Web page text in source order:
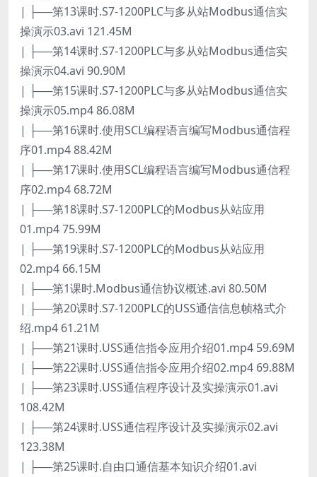
| ├──第13课时.S7-1200PLC与多从站Modbus通信实
操演示03.avi 121.45M
| ├──第14课时.S7-1200PLC与多从站Modbus通信实
操演示04.avi 90.90M
| ├──第15课时.S7-1200PLC与多从站Modbus通信实
操演示05.mp4 86.08M
| ├──第16课时.使用SCL编程语言编写Modbus通信程
序01.mp4 88.42M
| ├──第17课时.使用SCL编程语言编写Modbus通信程
序02.mp4 68.72M
| ├──第18课时.S7-1200PLC的Modbus从站应用
01.mp4 75.99M
| ├──第19课时.S7-1200PLC的Modbus从站应用
02.mp4 66.15M
| ├──第1课时.Modbus通信协议概述.avi 80.50M
| ├──第20课时.S7-1200PLC的USS通信信息帧格式介
绍.mp4 61.21M
| ├──第21课时.USS通信指令应用介绍01.mp4 59.69M
| ├──第22课时.USS通信指令应用介绍02.mp4 69.88M
| ├──第23课时.USS通信程序设计及实操演示01.avi
108.42M
| ├──第24课时.USS通信程序设计及实操演示02.avi
123.38M
| ├──第25课时.自由口通信基本知识介绍01.avi